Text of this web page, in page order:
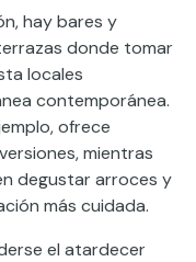
hay bares y
donde tomar
locales
contemporánea.
ofrece
mientras
degustar arroces y
más cuidada.
el atardecer